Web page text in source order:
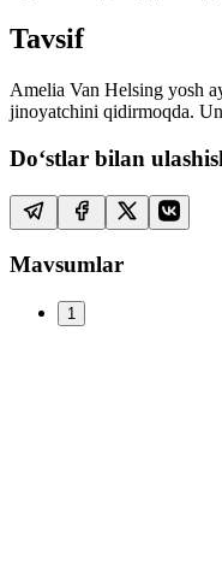
Tavsif
Amelia Van Helsing yosh
jinoyatchini qidirmoqda.
Do‘stlar bilan
Mavsumlar
1